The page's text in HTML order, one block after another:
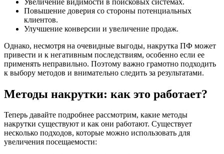
Повышение доверия со стороны потенциальных
клиентов.
Улучшение конверсии и увеличение продаж.
Однако, несмотря на очевидные выгоды, накрутка ПФ может
привести и к негативным последствиям, особенно если ее
применять неправильно. Поэтому важно грамотно подходить
к выбору методов и внимательно следить за результатами.
Методы накрутки: как это работает?
Теперь давайте подробнее рассмотрим, какие методы
накрутки существуют и как они работают. Существует
несколько подходов, которые можно использовать для
увеличения посещаемости: